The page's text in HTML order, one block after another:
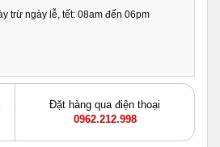
trừ ngày lễ, tết: 08am đến 06pm
Đặt hàng qua điện thoại
0962.212.998